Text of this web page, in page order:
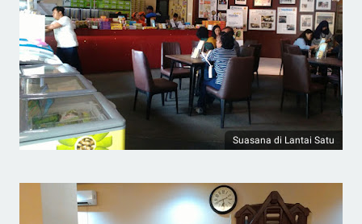
Suasana di Lantai Satu